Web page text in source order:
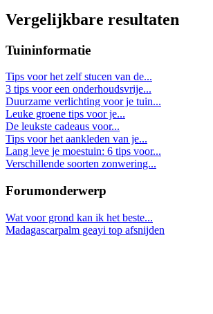
Vergelijkbare resultaten
Tuininformatie
Tips voor het zelf stucen van de...
3 tips voor een onderhoudsvrije...
Duurzame verlichting voor je tuin...
Leuke groene tips voor je...
De leukste cadeaus voor...
Tips voor het aankleden van je...
Lang leve je moestuin: 6 tips voor...
Verschillende soorten zonwering...
Forumonderwerp
Wat voor grond kan ik het beste...
Madagascarpalm geayi top afsnijden